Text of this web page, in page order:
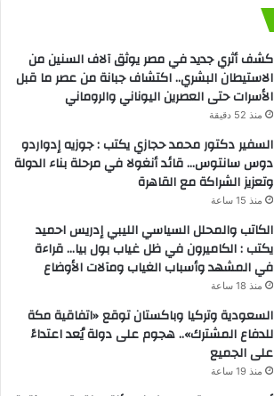
كشف أثري جديد في مصر يوثق آلاف السنين من
الاستيطان البشري.. اكتشاف جبانة من عصر ما قبل
الأسرات حتى العصرين اليوناني والروماني
منذ 52 دقيقة
السفير دكتور محمد حجازي يكتب : جوزيه إدواردو
دوس سانتوس… قائد أنغولا في مرحلة بناء الدولة
وتعزيز الشراكة مع القاهرة
منذ 15 ساعة
الكاتب والمحلل السياسي الليبي إدريس احميد
يكتب : الكاميرون في ظل غياب بول بيا… قراءة
في المشهد وأسباب الغياب ومآلات الأوضاع
منذ 18 ساعة
السعودية وتركيا وباكستان توقع «اتفاقية مكة
للدفاع المشترك».. هجوم على دولة يُعد اعتداءً
على الجميع
منذ 19 ساعة